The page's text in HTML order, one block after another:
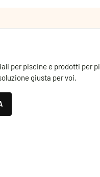
per piscine e prodotti per
giusta per voi.